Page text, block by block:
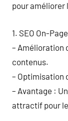
pour améliorer
1. SEO On-
– Amélioration
contenus.
– Optimisation
– Avantage :
attractif pour